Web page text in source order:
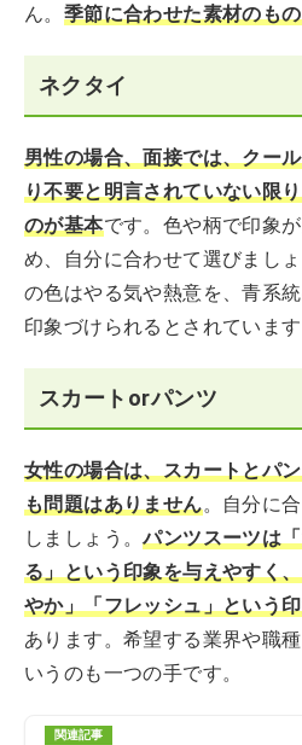
ん。 季節に合わせた素材のも
ネクタイ
男性の場合、面接では、クー
り不要と明言されていない限
のが基本です。色や柄で印象
め、自分に合わせて選びまし
の色はやる気や熱意を、青系
印象づけられるとされています
スカートorパンツ
女性の場合は、スカートとパ
も問題はありません。自分に
しましょう。パンツスーツは
る」という印象を与えやすく
やか」「フレッシュ」という
あります。希望する業界や職
いうのも一つの手です。
関連記事